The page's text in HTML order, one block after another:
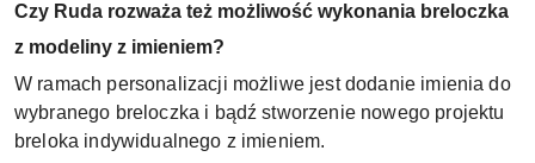
Czy Ruda rozważa też możliwość wykonania breloczka
z modeliny z imieniem?
W ramach personalizacji możliwe jest dodanie imienia do
wybranego breloczka i bądź stworzenie nowego projektu
breloka indywidualnego z imieniem.